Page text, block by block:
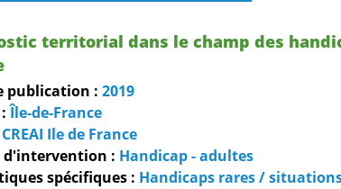
territorial dans le champ des
publication : 2019
:Île-de-France
CREAI Ile de France
d'intervention : Handicap - adultes
spécifiques : Handicaps rares /